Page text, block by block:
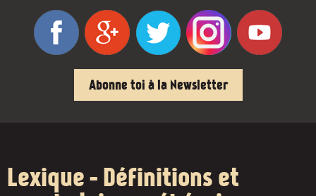
Abonne toi à la Newsletter
Lexique - Définitions et